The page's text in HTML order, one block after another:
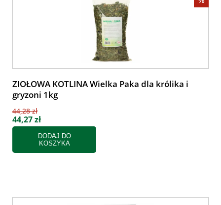
ZIOŁOWA KOTLINA Wielka Paka dla królika i
gryzoni 1kg
44,28 zł
44,27 zł
DODAJ DO
KOSZYKA